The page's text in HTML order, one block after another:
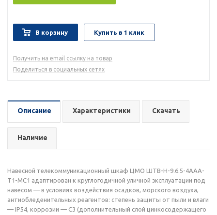
В корзину Купить в 1 клик
Получить на email ссылку на товар
Поделиться в социальных сетях
Описание Характеристики Скачать
Наличие
Навесной телекоммуникационный шкаф ЦМО ШТВ-Н-9.6.5-4ААА-
Т1-МС1 адаптирован к круглогодичной уличной эксплуатации под
навесом — в условиях воздействия осадков, морского воздуха,
антиобледенительных реагентов: степень защиты от пыли и влаги
— IP54, коррозии — C3 (дополнительный слой цинкосодержащего